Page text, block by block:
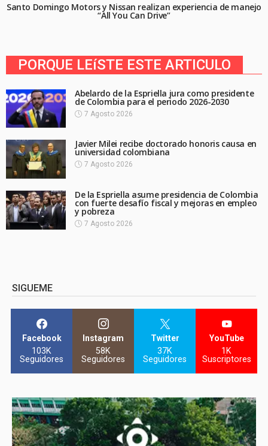
Santo Domingo Motors y Nissan realizan experiencia de manejo
“All You Can Drive”
PORQUE LEíSTE ESTE ARTICULO
Abelardo de la Espriella jura como presidente
de Colombia para el periodo 2026-2030
7 Agosto 2026
Javier Milei recibe doctorado honoris causa en
universidad colombiana
7 Agosto 2026
De la Espriella asume presidencia de Colombia
con fuerte desafío fiscal y mejoras en empleo
y pobreza
7 Agosto 2026
SIGUEME
Facebook
103K
Seguidores
Instagram
58K
Seguidores
Twitter
37K
Seguidores
YouTube
1K
Suscriptores